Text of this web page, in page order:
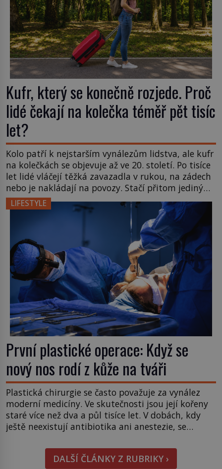
Kufr, který se konečně rozjede. Proč
lidé čekají na kolečka téměř pět tisíc
let?
Kolo patří k nejstarším vynálezům lidstva, ale kufr
na kolečkách se objevuje až ve 20. století. Po tisíce
let lidé vláčejí těžká zavazadla v rukou, na zádech
nebo je nakládají na povozy. Stačí přitom jediný
nápad, připevnit ke kufru kolečka. Jenže právě ten
nikdo dlouho nedostane. Až jednou se na letišti
LIFESTYLE
První plastické operace: Když se
nový nos rodí z kůže na tváři
Plastická chirurgie se často považuje za vynález
moderní medicíny. Ve skutečnosti jsou její kořeny
staré více než dva a půl tisíce let. V dobách, kdy
ještě neexistují antibiotika ani anestezie, se
znetvořené válkou, tresty nebo nehodami. Jejich
metody jsou překvapivě promyšlené a některé
DALŠÍ ČLÁNKY Z RUBRIKY ›